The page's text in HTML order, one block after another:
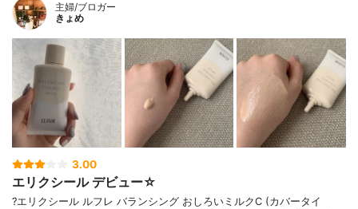
主婦/ブロガー
きょめ
3.00
エリクシール デビュー☆
?エリクシール ルフレ バランシング おしろいミルクC (カバータイ